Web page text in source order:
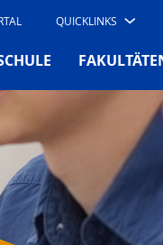
QUICKLINKS